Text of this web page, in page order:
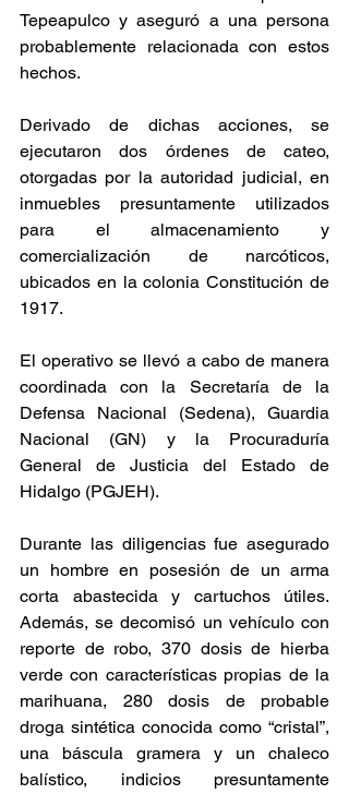
Tepeapulco y aseguró a una persona
probablemente relacionada con estos
hechos.
Derivado de dichas acciones, se
ejecutaron dos órdenes de cateo,
otorgadas por la autoridad judicial, en
inmuebles presuntamente utilizados
para el almacenamiento y
comercialización de narcóticos,
ubicados en la colonia Constitución de
1917.
El operativo se llevó a cabo de manera
coordinada con la Secretaría de la
Defensa Nacional (Sedena), Guardia
Nacional (GN) y la Procuraduría
General de Justicia del Estado de
Hidalgo (PGJEH).
Durante las diligencias fue asegurado
un hombre en posesión de un arma
corta abastecida y cartuchos útiles.
Además, se decomisó un vehículo con
reporte de robo, 370 dosis de hierba
verde con características propias de la
marihuana, 280 dosis de probable
droga sintética conocida como “cristal”,
una báscula gramera y un chaleco
balístico, indicios presuntamente